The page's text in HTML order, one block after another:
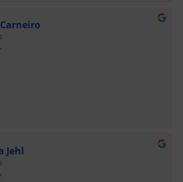
Jehl